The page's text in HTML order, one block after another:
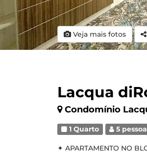
Veja mais fotos
Lacqua
Condomínio
1 Quarto 5
✦ APARTAMENTO NO